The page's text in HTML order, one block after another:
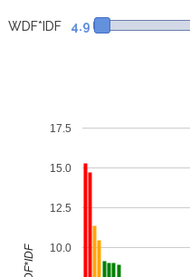
WDF*IDF 4.9
10.0
12.5
15.0
17.5
WDF*IDF